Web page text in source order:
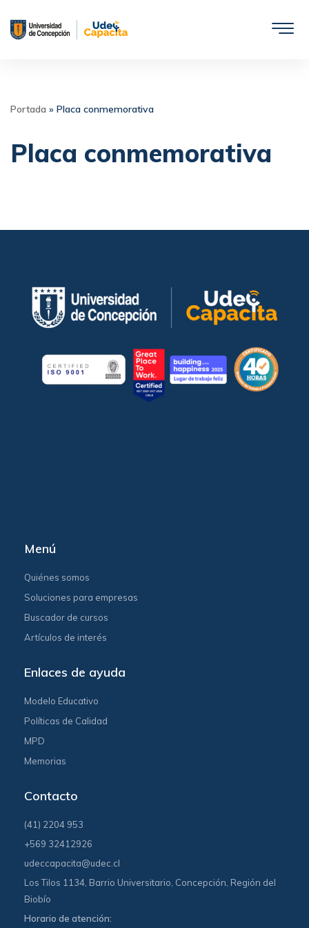
Saltar
Portada » Placa conmemorativa
Placa conmemorativa
Menú
Quiénes somos
Soluciones para empresas
Buscador de cursos
Artículos de interés
Enlaces de ayuda
Modelo Educativo
Políticas de Calidad
MPD
Memorias
Contacto
(41) 2204 953
+569 32412926
udeccapacita@udec.cl
Los Tilos 1134, Barrio Universitario, Concepción, Región del
Biobío
Horario de atención: